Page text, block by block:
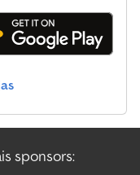
sponsors: